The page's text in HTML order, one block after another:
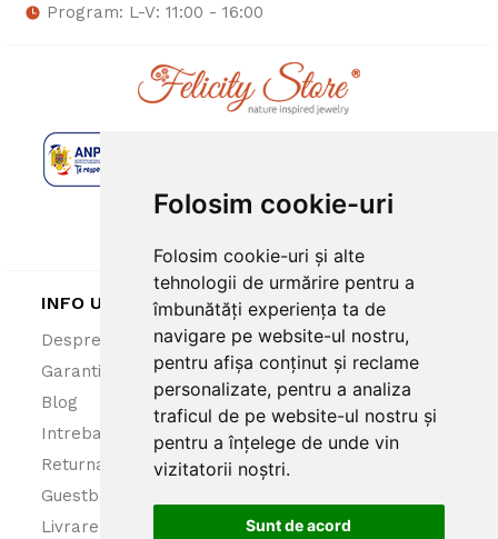
Folosim cookie-uri
Folosim cookie-uri și alte
tehnologii de urmărire pentru a
îmbunătăți experiența ta de
navigare pe website-ul nostru,
pentru afișa conținut și reclame
personalizate, pentru a analiza
traficul de pe website-ul nostru și
pentru a înțelege de unde vin
vizitatorii noștri.
Sunt de acord
Program: L-V: 11:00 - 16:00
INFO UTILE
Despre noi
Garantie 100%
Blog
Intrebari frecvente
Returnare produse
Guestbook
Livrare
ANPC
Politica cookies
Politica confidentialitate
Termeni si conditii